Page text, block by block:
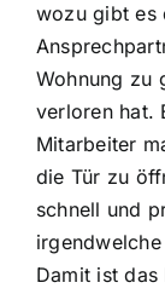
wozu gibt es
Wohnung zu
verloren hat.
Mitarbeiter
die Tür zu
schnell und
Damit ist